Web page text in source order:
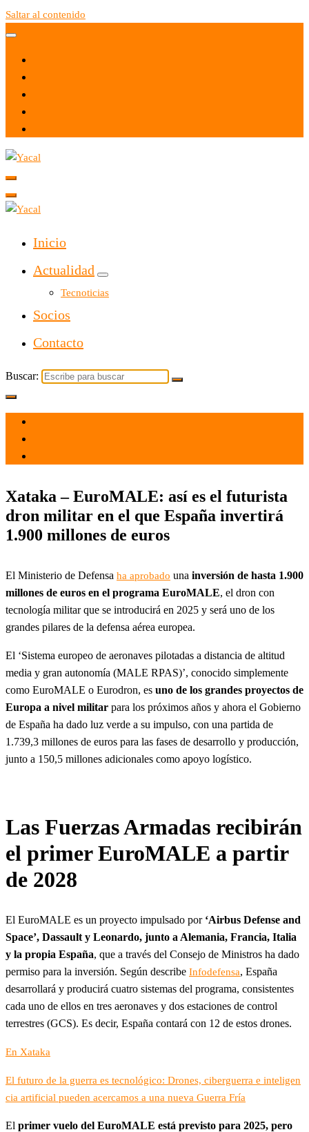
Saltar al contenido
Yacal micro hosting
Inicio
Actualidad
Tecnoticias
Socios
Contacto
Buscar:
Xataka – EuroMALE: así es el futurista
dron militar en el que España invertirá
1.900 millones de euros
El Ministerio de Defensa ha aprobado una inversión de hasta 1.900
millones de euros en el programa EuroMALE, el dron con
tecnología militar que se introducirá en 2025 y será uno de los
grandes pilares de la defensa aérea europea.
El ‘Sistema europeo de aeronaves pilotadas a distancia de altitud
media y gran autonomía (MALE RPAS)’, conocido simplemente
como EuroMALE o Eurodron, es uno de los grandes proyectos de
Europa a nivel militar para los próximos años y ahora el Gobierno
de España ha dado luz verde a su impulso, con una partida de
1.739,3 millones de euros para las fases de desarrollo y producción,
junto a 150,5 millones adicionales como apoyo logístico.
Las Fuerzas Armadas recibirán
el primer EuroMALE a partir
de 2028
El EuroMALE es un proyecto impulsado por ‘Airbus Defense and
Space’, Dassault y Leonardo, junto a Alemania, Francia, Italia
y la propia España, que a través del Consejo de Ministros ha dado
permiso para la inversión. Según describe Infodefensa, España
desarrollará y producirá cuatro sistemas del programa, consistentes
cada uno de ellos en tres aeronaves y dos estaciones de control
terrestres (GCS). Es decir, España contará con 12 de estos drones.
En Xataka
El futuro de la guerra es tecnológico: Drones, ciberguerra e inteligen
cia artificial pueden acercamos a una nueva Guerra Fría
El primer vuelo del EuroMALE está previsto para 2025, pero